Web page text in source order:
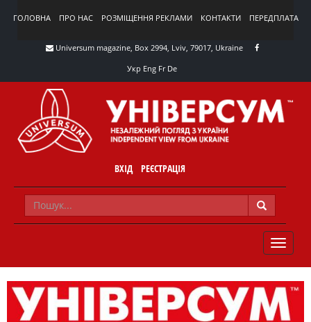
ГОЛОВНА ПРО НАС РОЗМІЩЕННЯ РЕКЛАМИ КОНТАКТИ ПЕРЕДПЛАТА
Universum magazine, Box 2994, Lviv, 79017, Ukraine
Укр Eng Fr De
ВХІД РЕЄСТРАЦІЯ
TOGGLE